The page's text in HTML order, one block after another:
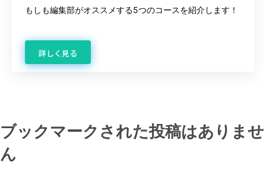
もしも編集部がオススメする5つのコースを紹介します！
詳しく見る
ブックマークされた投稿はありませ
ん